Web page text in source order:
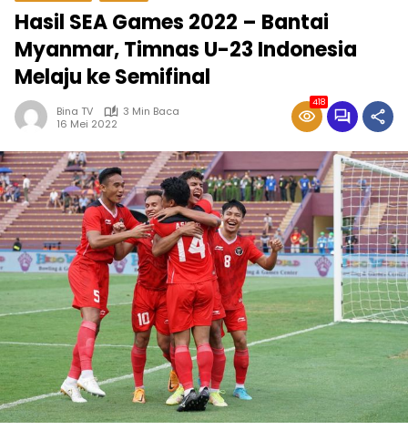
Hasil SEA Games 2022 – Bantai
Myanmar, Timnas U-23 Indonesia
Melaju ke Semifinal
Bina TV
3 Min Baca
16 Mei 2022
418